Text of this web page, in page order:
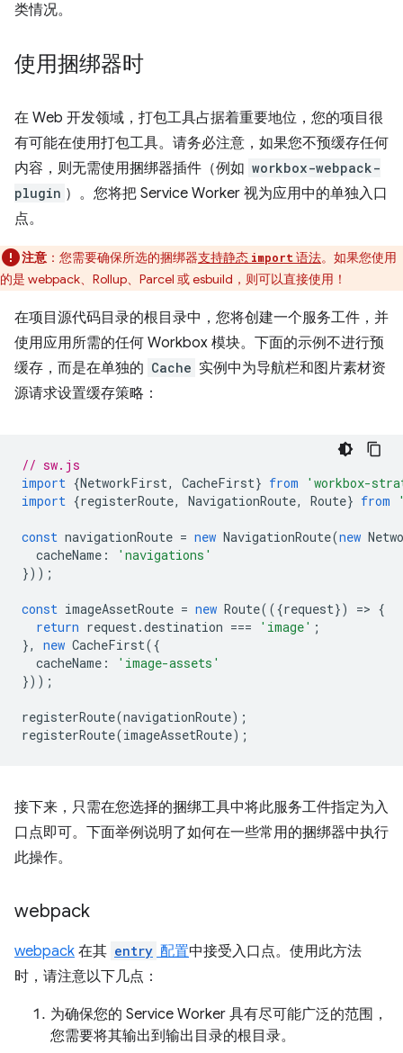
类情况。
使用捆绑器时
在 Web 开发领域，打包工具占据着重要地位，您的项目很
有可能在使用打包工具。请务必注意，如果您不预缓存任何
内容，则无需使用捆绑器插件（例如 workbox-webpack-
plugin ）。您将把 Service Worker 视为应用中的单独入口
点。
注意 ：您需要确保所选的捆绑器支持静态 import 语法。如果您使用
的是 webpack、Rollup、Parcel 或 esbuild，则可以直接使用！
在项目源代码目录的根目录中，您将创建一个服务工件，并
使用应用所需的任何 Workbox 模块。下面的示例不进行预
缓存，而是在单独的 Cache 实例中为导航栏和图片素材资
源请求设置缓存策略：
// sw.js
import {NetworkFirst, CacheFirst} from
'workbox-
import {registerRoute, NavigationRoute, Route} from
const navigationRoute = new NavigationRoute(new
cacheName :
'navigations'
}));
const imageAssetRoute = new Route(({request}) => {
return request.destination === 'image' ;
},
new CacheFirst({
cacheName :
'image-assets'
}));
registerRoute(navigationRoute);
registerRoute(imageAssetRoute);
接下来，只需在您选择的捆绑工具中将此服务工件指定为入
口点即可。下面举例说明了如何在一些常用的捆绑器中执行
此操作。
webpack
webpack 在其 entry 配置中接受入口点。使用此方法
时，请注意以下几点：
为确保您的 Service Worker 具有尽可能广泛的范围，
您需要将其输出到输出目录的根目录。